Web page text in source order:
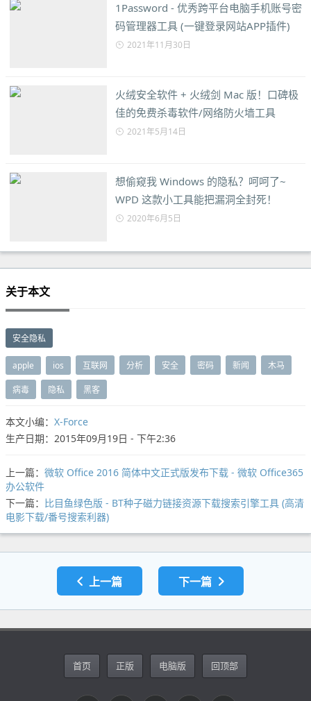
1Password - 优秀跨平台电脑手机账号密
码管理器工具 (一键登录网站APP插件)
2021年11月30日
火绒安全软件 + 火绒剑 Mac 版！口碑极
佳的免费杀毒软件/网络防火墙工具
2021年5月14日
想偷窥我 Windows 的隐私？呵呵了~
WPD 这款小工具能把漏洞全封死！
2020年6月5日
关于本文
安全隐私
apple ios 互联网 分析 安全 密码 新闻 木马
病毒 隐私 黑客
本文小编： X-Force
生产日期：2015年09月19日 - 下午2:36
上一篇： 微软 Office 2016 简体中文正式版发布下载 - 微软 Office365
办公软件
下一篇： 比目鱼绿色版 - BT种子磁力链接资源下载搜索引擎工具 (高清
电影下载/番号搜索利器)
上一篇 下一篇
首页 正版 电脑版 回顶部